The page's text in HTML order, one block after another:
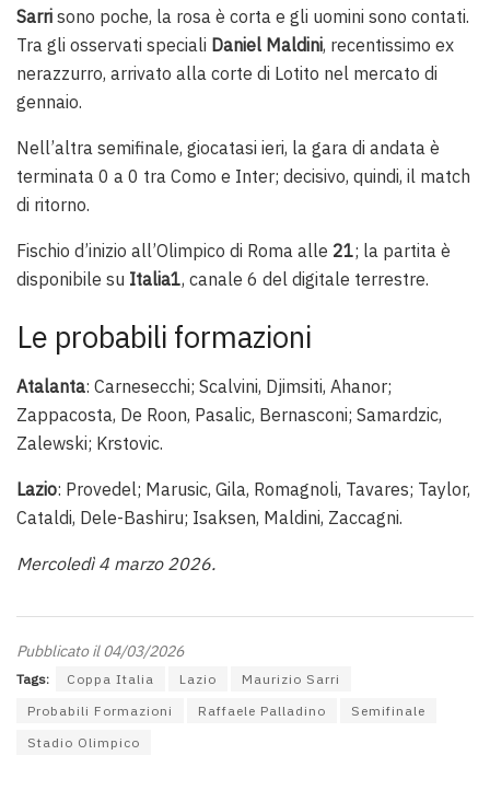
Sarri sono poche, la rosa è corta e gli uomini sono contati.
Tra gli osservati speciali Daniel Maldini, recentissimo ex
nerazzurro, arrivato alla corte di Lotito nel mercato di
gennaio.
Nell’altra semifinale, giocatasi ieri, la gara di andata è
terminata 0 a 0 tra Como e Inter; decisivo, quindi, il match
di ritorno.
Fischio d’inizio all’Olimpico di Roma alle 21; la partita è
disponibile su Italia1, canale 6 del digitale terrestre.
Le probabili formazioni
Atalanta: Carnesecchi; Scalvini, Djimsiti, Ahanor;
Zappacosta, De Roon, Pasalic, Bernasconi; Samardzic,
Zalewski; Krstovic.
Lazio: Provedel; Marusic, Gila, Romagnoli, Tavares; Taylor,
Cataldi, Dele-Bashiru; Isaksen, Maldini, Zaccagni.
Mercoledì 4 marzo 2026.
Pubblicato il 04/03/2026
Tags: Coppa Italia Lazio
Maurizio Sarri
Probabili Formazioni
Raffaele Palladino
Semifinale
Stadio Olimpico